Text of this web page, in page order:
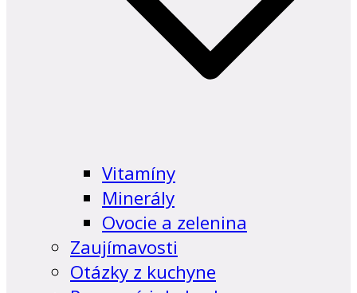
Vitamíny
Minerály
Ovocie a zelenina
Zaujímavosti
Otázky z kuchyne